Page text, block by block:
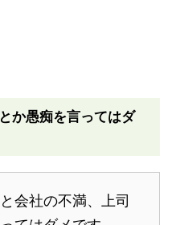
か愚痴を言ってはダ
会社の不満、上司